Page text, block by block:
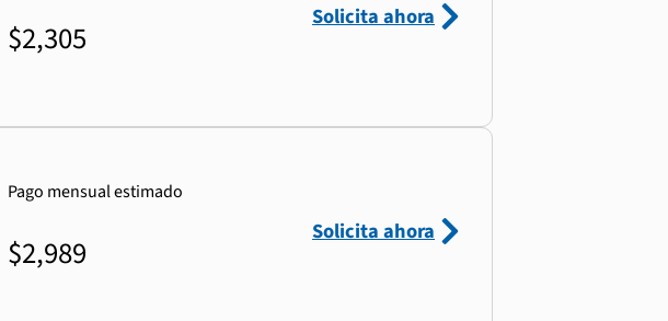
$2,305
Solicita ahora
Pago mensual estimado
$2,989
Solicita ahora